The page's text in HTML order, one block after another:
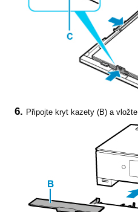
Připojte kryt kazety (B) a vložte